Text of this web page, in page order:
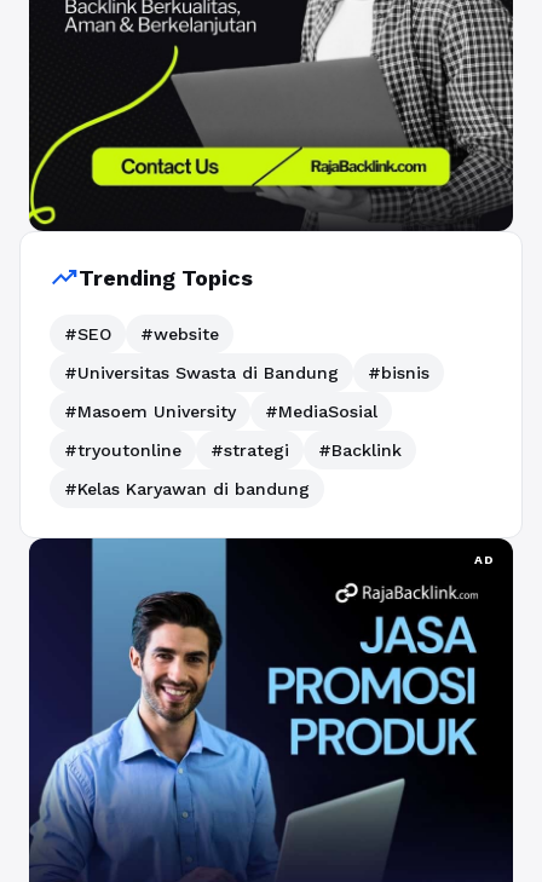
trending_upTrending Topics
#SEO
#website
#Universitas Swasta di Bandung
#bisnis
#Masoem University
#MediaSosial
#tryoutonline
#strategi
#Backlink
#Kelas Karyawan di bandung
AD